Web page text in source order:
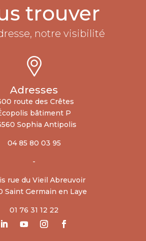
trouver
notre visibilité
Adresses
route des Crêtes
bâtiment P
Sophia Antipolis
04 85 80 03 95
-
rue du Vieil Abreuvoir
Saint Germain en Laye
01 76 31 12 22